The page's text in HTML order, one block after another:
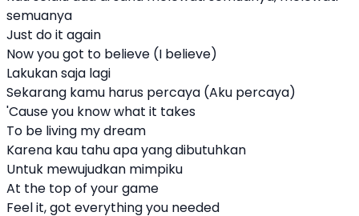
semuanya
Just do it again
Now you got to believe (I believe)
Lakukan saja lagi
Sekarang kamu harus percaya (Aku percaya)
'Cause you know what it takes
To be living my dream
Karena kau tahu apa yang dibutuhkan
Untuk mewujudkan mimpiku
At the top of your game
Feel it, got everything you needed